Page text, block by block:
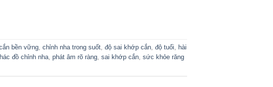
bền vững, chỉnh nha trong suốt, độ sai khớp cắn, độ tuổi, hài
đồ chỉnh nha, phát âm rõ ràng, sai khớp cắn, sức khỏe răng